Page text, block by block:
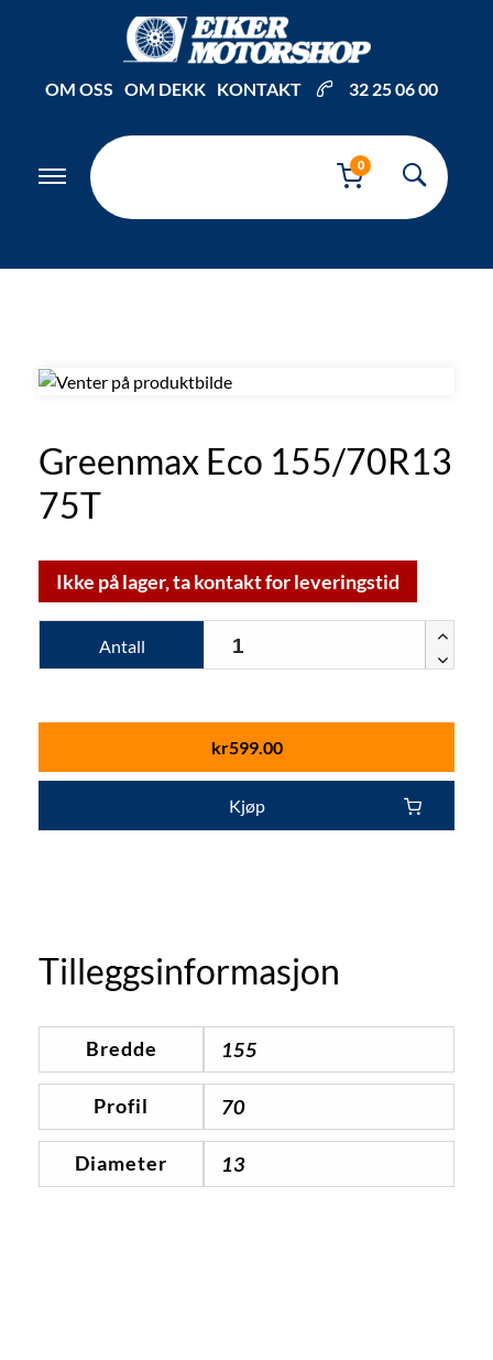
OM OSS OM DEKK KONTAKT 32 25 06 00
0
Greenmax Eco 155/70R13
75T
Ikke på lager, ta kontakt for leveringstid
Antall
kr599.00
Kjøp
Tilleggsinformasjon
Bredde 155
Profil 70
Diameter 13